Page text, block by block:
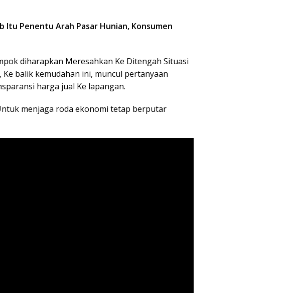
Itu Penentu Arah Pasar Hunian, Konsumen
diharapkan Meresahkan Ke Ditengah Situasi
balik kemudahan ini, muncul pertanyaan
harga jual Ke lapangan.
menjaga roda ekonomi tetap berputar